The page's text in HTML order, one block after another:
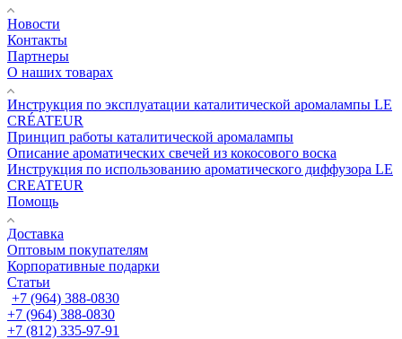
Новости
Контакты
Партнеры
О наших товарах
Инструкция по эксплуатации каталитической аромалампы LE
CRÉATEUR
Принцип работы каталитической аромалампы
Описание ароматических свечей из кокосового воска
Инструкция по использованию ароматического диффузора LE
CREATEUR
Помощь
Доставка
Оптовым покупателям
Корпоративные подарки
Статьи
+7 (964) 388-0830
+7 (964) 388-0830
+7 (812) 335-97-91